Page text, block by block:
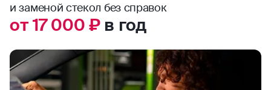
и заменой стекол без справок
от 17 000 ₽в год